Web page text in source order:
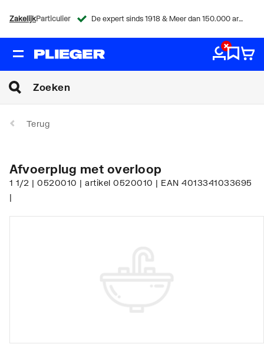
ZakelijkParticulier De expert sinds 1918 & Meer dan 150.000 artikelen
Terug
Afvoerplug met overloop
1 1/2 | 0520010 | artikel 0520010 | EAN 4013341033695
|